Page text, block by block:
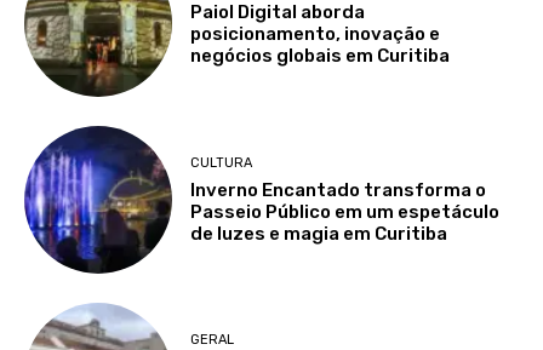
Paiol Digital aborda
posicionamento, inovação e
negócios globais em Curitiba
CULTURA
Inverno Encantado transforma o
Passeio Público em um espetáculo
de luzes e magia em Curitiba
GERAL